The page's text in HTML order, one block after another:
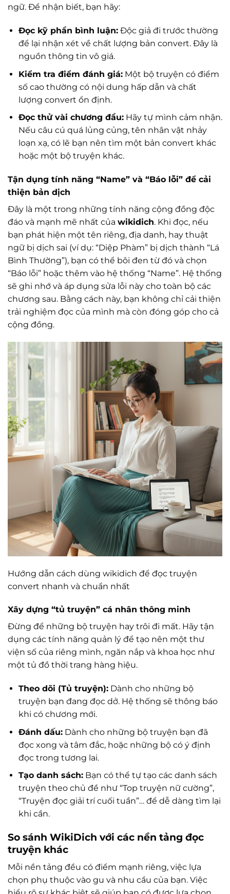
ngữ. Để nhận biết, bạn hãy:
Đọc kỹ phần bình luận:Độc giả đi trước thường
để lại nhận xét về chất lượng bản convert. Đây là
nguồn thông tin vô giá.
Kiểm tra điểm đánh giá:Một bộ truyện có điểm
số cao thường có nội dung hấp dẫn và chất
lượng convert ổn định.
Đọc thử vài chương đầu:Hãy tự mình cảm nhận.
Nếu câu cú quá lủng củng, tên nhân vật nhảy
loạn xạ, có lẽ bạn nên tìm một bản convert khác
hoặc một bộ truyện khác.
Tận dụng tính năng “Name” và “Báo lỗi” để cải
thiện bản dịch
Đây là một trong những tính năng cộng đồng độc
đáo và mạnh mẽ nhất của wikidich. Khi đọc, nếu
bạn phát hiện một tên riêng, địa danh, hay thuật
ngữ bị dịch sai (ví dụ: “Diệp Phàm” bị dịch thành “Lá
Bình Thường”), bạn có thể bôi đen từ đó và chọn
“Báo lỗi” hoặc thêm vào hệ thống “Name”. Hệ thống
sẽ ghi nhớ và áp dụng sửa lỗi này cho toàn bộ các
chương sau. Bằng cách này, bạn không chỉ cải thiện
trải nghiệm đọc của mình mà còn đóng góp cho cả
cộng đồng.
Hướng dẫn cách dùng wikidich để đọc truyện
convert nhanh và chuẩn nhất
Xây dựng “tủ truyện” cá nhân thông minh
Đừng để những bộ truyện hay trôi đi mất. Hãy tận
dụng các tính năng quản lý để tạo nên một thư
viện số của riêng mình, ngăn nắp và khoa học như
một tủ đồ thời trang hàng hiệu.
Theo dõi (Tủ truyện):Dành cho những bộ
truyện bạn đang đọc dở. Hệ thống sẽ thông báo
khi có chương mới.
Đánh dấu:Dành cho những bộ truyện bạn đã
đọc xong và tâm đắc, hoặc những bộ có ý định
đọc trong tương lai.
Tạo danh sách:Bạn có thể tự tạo các danh sách
truyện theo chủ đề như “Top truyện nữ cường”,
“Truyện đọc giải trí cuối tuần”… để dễ dàng tìm lại
khi cần.
So sánh WikiDich với các nền tảng đọc
truyện khác
Mỗi nền tảng đều có điểm mạnh riêng, việc lựa
chọn phụ thuộc vào gu và nhu cầu của bạn. Việc